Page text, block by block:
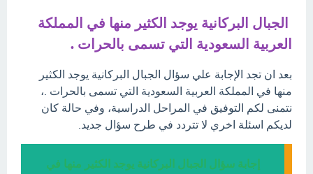
الجبال البركانية يوجد الكثير منها في المملكة
العربية السعودية التي تسمى بالحرات .
بعد ان تجد الإجابة علي سؤال الجبال البركانية يوجد الكثير
منها في المملكة العربية السعودية التي تسمى بالحرات .،
نتمنى لكم التوفيق في المراحل الدراسية، وفي حالة كان
لديكم اسئلة اخري لا تتردد في طرح سؤال جديد.
إجابة سؤال الجبال البركانية يوجد الكثير منها في